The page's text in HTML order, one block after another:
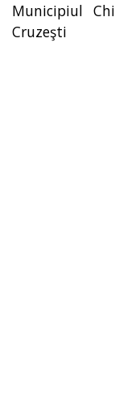
Municipiul
Cruzeşti